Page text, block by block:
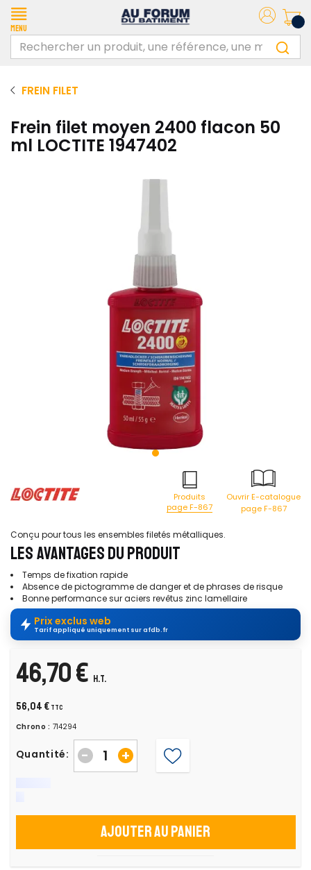
Menu
FREIN FILET
Frein filet moyen 2400 flacon 50
ml LOCTITE 1947402
Produits
page F-867
Ouvrir E-catalogue
page F-867
Conçu pour tous les ensembles filetés métalliques.
LES AVANTAGES DU PRODUIT
Temps de fixation rapide
Absence de pictogramme de danger et de phrases de risque
Bonne performance sur aciers revêtus zinc lamellaire
Prix exclus web
Tarif appliqué uniquement sur afdb.fr
46,70 € H.T.
56,04 € TTC
Chrono : 714294
Quantité: +
-
Ajouter au panier